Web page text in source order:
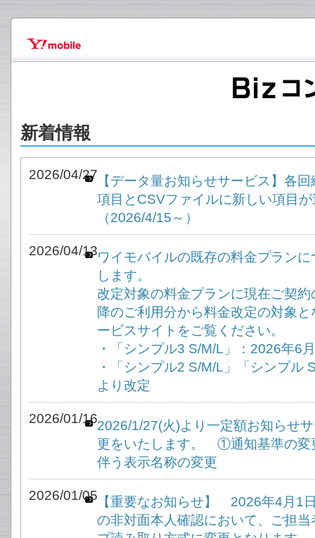
新着情報
2026/04/27 【データ量お知らせサービス】各
項目とCSVファイルに新しい項目
（2026/4/15～）
2026/04/13ワイモバイルの既存の料金プラン
します。
改定対象の料金プランに現在ご契
降のご利用分から料金改定の対象
ービスサイトをご覧ください。
・「シンプル3 S/M/L」：2026年6
・「シンプル2 S/M/L」「シンプル
より改定
2026/01/162026/1/27(火)より一定額お知らせ
更をいたします。 ①通知基準の
伴う表示名称の変更
2026/01/05 【重要なお知らせ】 2026年4月1
の非対面本人確認において、ご担